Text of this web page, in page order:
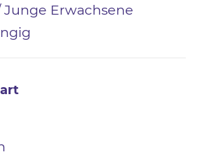
Erwachsene